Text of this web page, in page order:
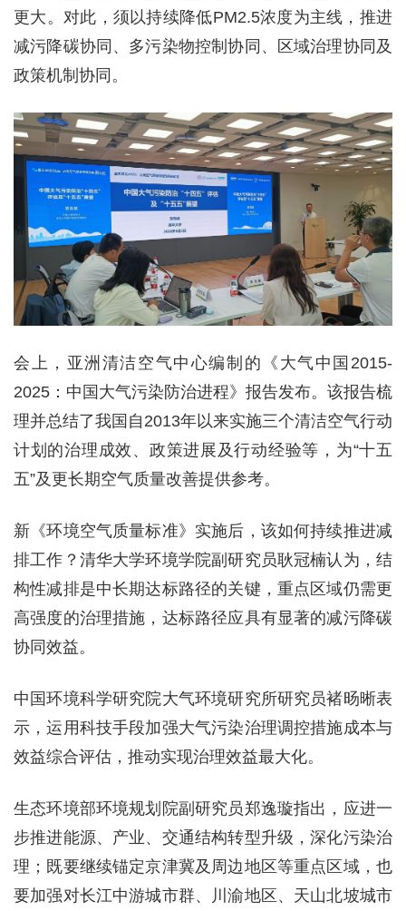
更大。对此，须以持续降低PM2.5浓度为主线，推进
减污降碳协同、多污染物控制协同、区域治理协同及
政策机制协同。
会上，亚洲清洁空气中心编制的《大气中国2015-
2025：中国大气污染防治进程》报告发布。该报告梳
理并总结了我国自2013年以来实施三个清洁空气行动
计划的治理成效、政策进展及行动经验等，为“十五
五”及更长期空气质量改善提供参考。
新《环境空气质量标准》实施后，该如何持续推进减
排工作？清华大学环境学院副研究员耿冠楠认为，结
构性减排是中长期达标路径的关键，重点区域仍需更
高强度的治理措施，达标路径应具有显著的减污降碳
协同效益。
中国环境科学研究院大气环境研究所研究员褚旸晰表
示，运用科技手段加强大气污染治理调控措施成本与
效益综合评估，推动实现治理效益最大化。
生态环境部环境规划院副研究员郑逸璇指出，应进一
步推进能源、产业、交通结构转型升级，深化污染治
理；既要继续锚定京津冀及周边地区等重点区域，也
要加强对长江中游城市群、川渝地区、天山北坡城市